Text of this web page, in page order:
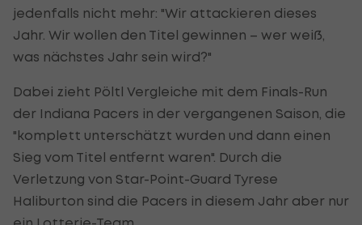
jedenfalls nicht mehr: "Wir attackieren dieses
Jahr. Wir wollen den Titel gewinnen – wer weiß,
was nächstes Jahr sein wird?"
Dabei zieht Pöltl Vergleiche mit dem Finals-Run
der Indiana Pacers in der vergangenen Saison, die
"komplett unterschätzt wurden und dann einen
Sieg vom Titel entfernt waren". Durch die
Verletzung von Star-Point-Guard Tyrese
Haliburton sind die Pacers in diesem Jahr aber nur